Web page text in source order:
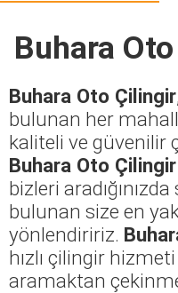
Buhara
Buhara Oto Çilingir,
bulunan her
kaliteli ve güvenilir
Buhara Oto Çilingir
bizleri
bulunan size en
yönlendiririz.
hızlı çilingir
aramaktan